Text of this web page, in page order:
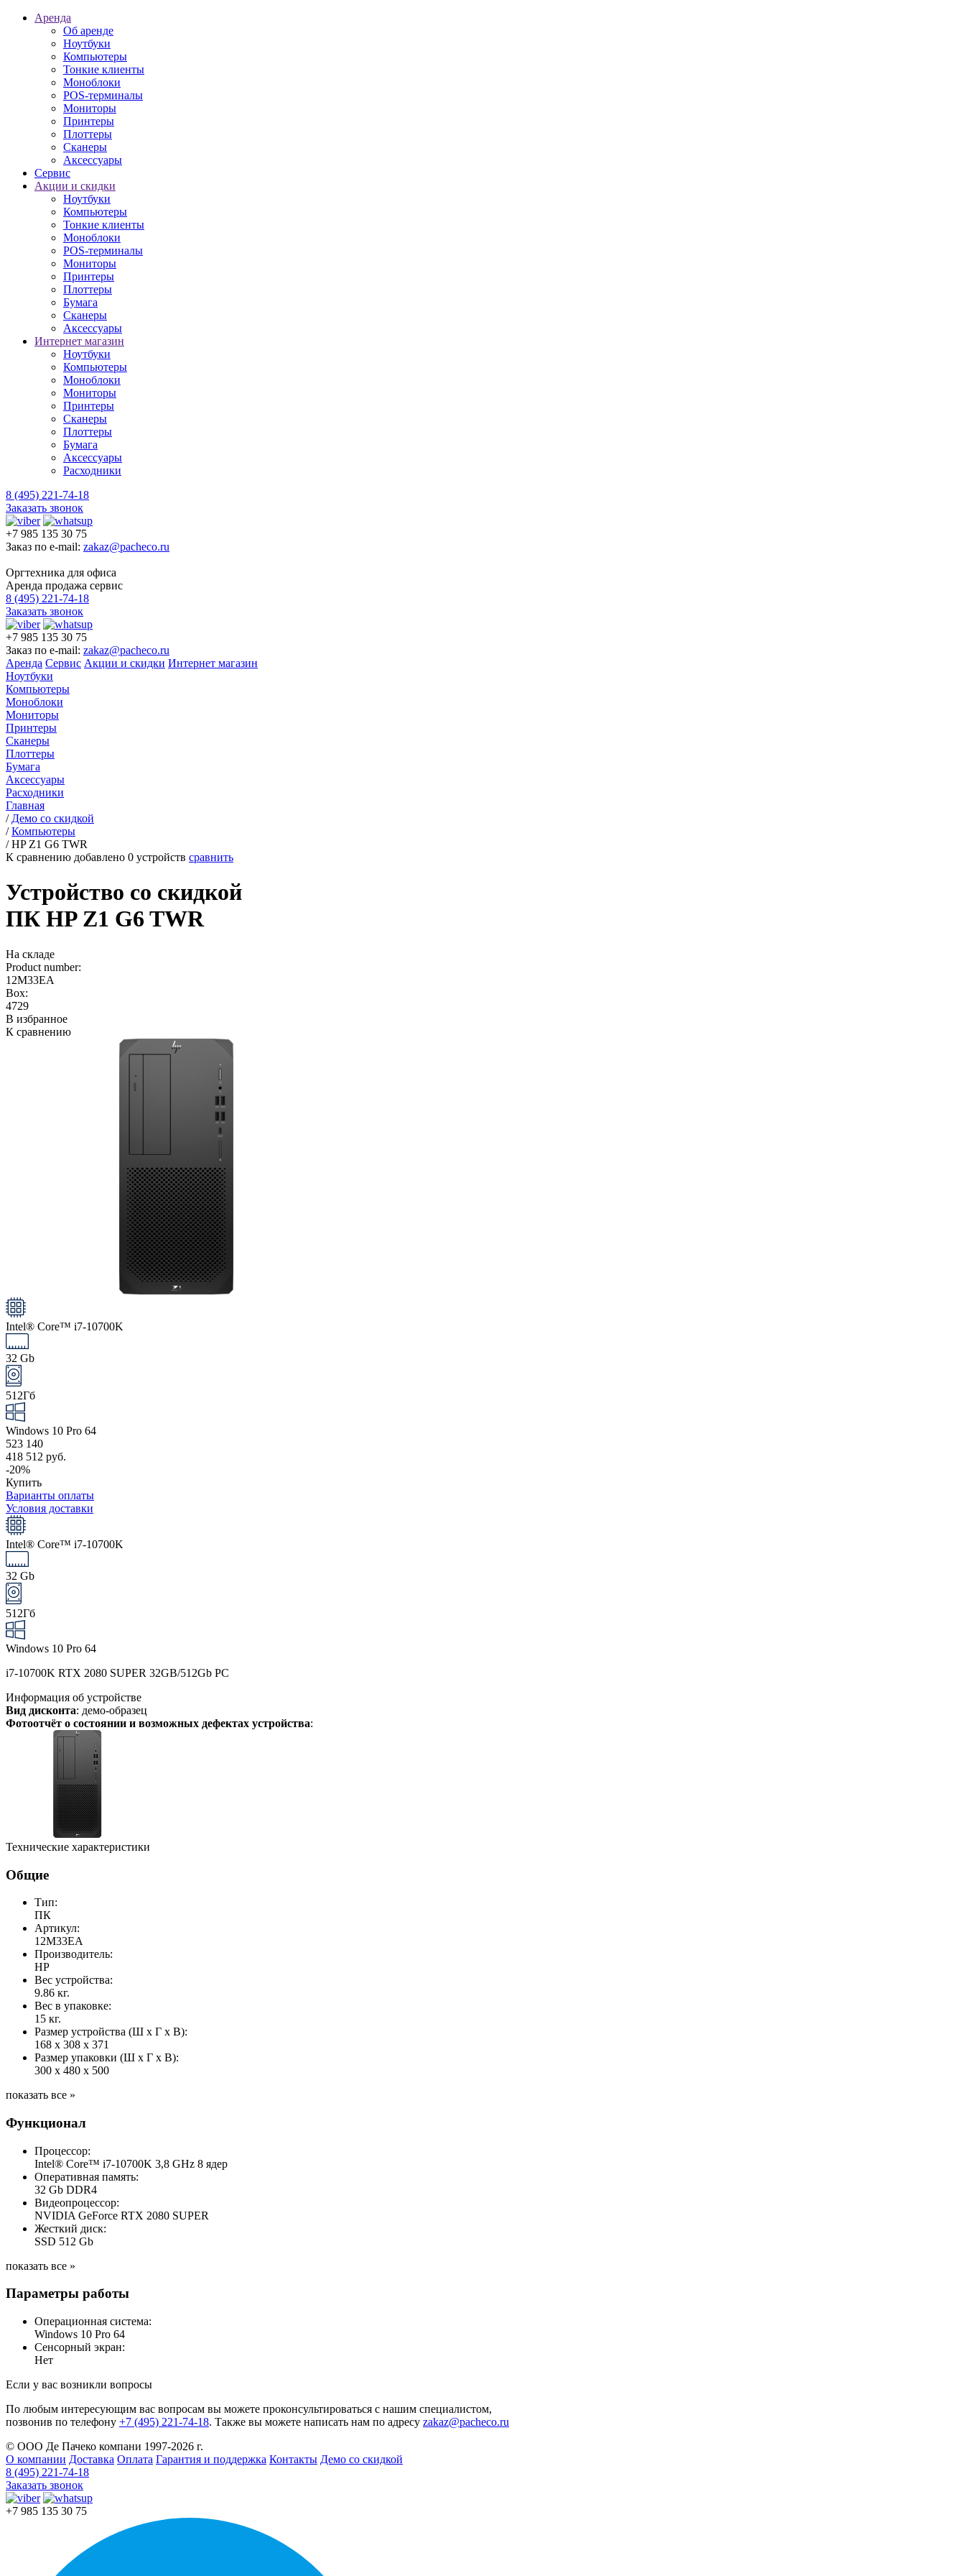
Аренда
Об аренде
Ноутбуки
Компьютеры
Тонкие клиенты
Моноблоки
POS-терминалы
Мониторы
Принтеры
Плоттеры
Сканеры
Аксессуары
Сервис
Акции и скидки
Ноутбуки
Компьютеры
Тонкие клиенты
Моноблоки
POS-терминалы
Мониторы
Принтеры
Плоттеры
Бумага
Сканеры
Аксессуары
Интернет магазин
Ноутбуки
Компьютеры
Моноблоки
Мониторы
Принтеры
Сканеры
Плоттеры
Бумага
Аксессуары
Расходники
8 (495) 221-74-18
Заказать звонок
+7 985 135 30 75
Заказ по e-mail: zakaz@pacheco.ru
Оргтехника для офиса
Аренда продажа сервис
8 (495) 221-74-18
Заказать звонок
+7 985 135 30 75
Заказ по e-mail: zakaz@pacheco.ru
Аренда Сервис Акции и скидки Интернет магазин
Ноутбуки
Компьютеры
Моноблоки
Мониторы
Принтеры
Сканеры
Плоттеры
Бумага
Аксессуары
Расходники
Главная
/ Демо со скидкой
/Компьютеры
/HP Z1 G6 TWR
К сравнению добавлено 0 устройств сравнить
Устройство со скидкой
ПК HP Z1 G6 TWR
На складе
Product number:
12M33EA
Box:
4729
В избранное
К сравнению
Intel® Core™ i7-10700K
32 Gb
512Гб
Windows 10 Pro 64
523 140
418 512 руб.
-20%
Купить
Варианты оплаты
Условия доставки
Intel® Core™ i7-10700K
32 Gb
512Гб
Windows 10 Pro 64
i7-10700K RTX 2080 SUPER 32GB/512Gb PC
Информация об устройстве
Вид дисконта: демо-образец
Фотоотчёт о состоянии и возможных дефектах устройства:
Технические характеристики
Общие
Тип:
ПК
Артикул:
12M33EA
Производитель:
HP
Вес устройства:
9.86 кг.
Вес в упаковке:
15 кг.
Размер устройства (Ш x Г x В):
168 x 308 x 371
Размер упаковки (Ш x Г x В):
300 x 480 x 500
показать все »
Функционал
Процессор:
Intel® Core™ i7-10700K 3,8 GHz 8 ядер
Оперативная память:
32 Gb DDR4
Видеопроцессор:
NVIDIA GeForce RTX 2080 SUPER
Жесткий диск:
SSD 512 Gb
показать все »
Параметры работы
Операционная система:
Windows 10 Pro 64
Сенсорный экран:
Нет
Если у вас возникли вопросы
По любым интересующим вас вопросам вы можете проконсультироваться с нашим специалистом,
позвонив по телефону +7 (495) 221-74-18. Также вы можете написать нам по адресу zakaz@pacheco.ru
© ООО Де Пачеко компани 1997-2026 г.
О компании Доставка Оплата Гарантия и поддержка Контакты Демо со скидкой
8 (495) 221-74-18
Заказать звонок
+7 985 135 30 75